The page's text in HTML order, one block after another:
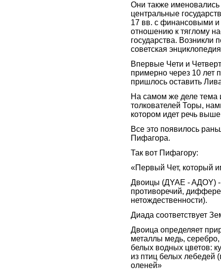
Они также
центральные
17 вв. с финансовыми
отношению к тяглому
государства.
советская
Впервые Чети и
примерно через 10 лет
пришлось оставить
На самом же деле тема
толкователей Торы,
котором идет речь
Все это появилось
Пифагора.
Так вот Пифагору:
«Первый Чет, который
Двоицы (ДYAE - AДOY) -
противоречий,
нетождественности).
Диада соответствует
Двоица определяет
металлы медь, серебро,
белых водных цветов:
из птиц белых лебедей
оленей»